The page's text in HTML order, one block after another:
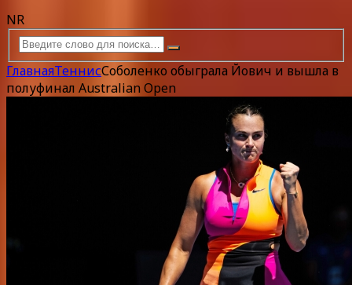
NR
ГлавнаяТеннисСоболенко обыграла Йович и вышла в
полуфинал Australian Open